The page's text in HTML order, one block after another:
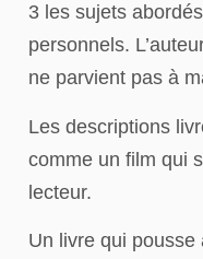
3 les sujets
personnels.
ne parvient pas à
Les descriptions
comme un film qui
lecteur.
Un livre qui